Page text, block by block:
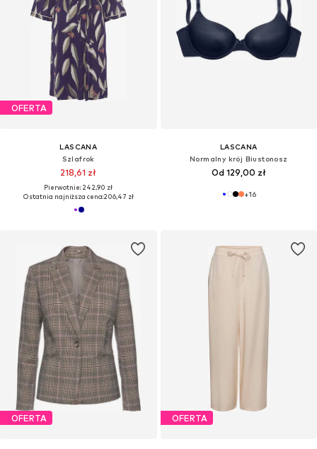
OFERTA
LASCANA
Szlafrok
218,61 zł
Pierwotnie: 242,90 zł
Ostatnia najniższa cena:206,47 zł
LASCANA
Normalny krój Biustonosz
Od 129,00 zł
+16
OFERTA OFERTA